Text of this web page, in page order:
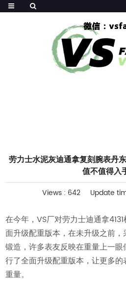
劳力士水泥灰迪通拿复刻腕表丹
值不值得入
Views : 642 Update
在今年，VS厂对劳力士迪通拿
面升级配重版本，在未升级之前
锻造，许多表友反映在重量上一
行了全面升级配重版本，让更多
重量。